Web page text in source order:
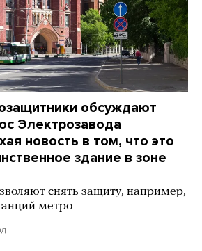
обсуждают
Электрозавода
новость в том, что это
здание в зоне
снять защиту, например,
метро